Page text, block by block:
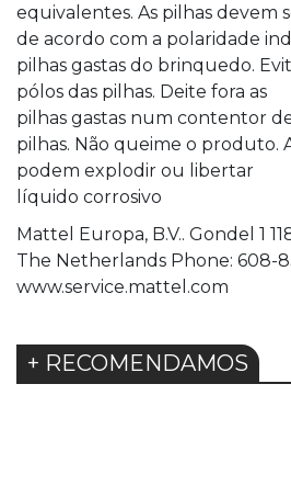
equivalentes. As pilhas devem
de acordo com a polaridade
pilhas gastas do brinquedo.
pólos das pilhas. Deite fora as
pilhas gastas num contentor
pilhas. Não queime o produto.
podem explodir ou libertar
líquido corrosivo
Mattel Europa, B.V.. Gondel 1
The Netherlands Phone: 608-
www.service.mattel.com
+ RECOMENDAMOS